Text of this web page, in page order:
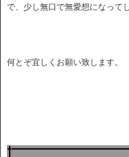
で、少し無口で無愛想になって
何とぞ宜しくお願い致します。